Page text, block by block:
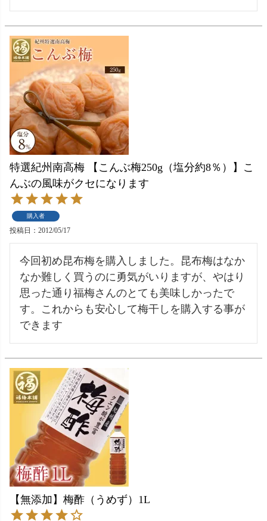
特選紀州南高梅 【こんぶ梅250g（塩分約8％）】こ
んぶの風味がクセになります
購入者
投稿日 2012/05/17
今回初め昆布梅を購入しました。昆布梅はなか
なか難しく買うのに勇気がいりますが、やはり
思った通り福梅さんのとても美味しかったで
す。これからも安心して梅干しを購入する事が
できます
【無添加】梅酢（うめず）1L